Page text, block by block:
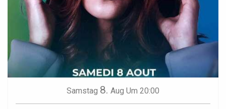
Samstag 8. Aug Um 20:00